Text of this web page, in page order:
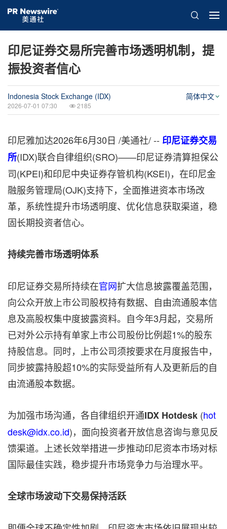
印尼证券交易所完善市场透明机制，提
振投资者信心
Indonesia Stock Exchange (IDX)
2026-07-01 07:30 2185
简体中文
印尼雅加达2026年6月30日 /美通社/ -- 印尼证券交易
所(IDX)联合自律组织(SRO)——印尼证券清算担保公
司(KPEI)和印尼中央证券存管机构(KSEI)，在印尼金
融服务管理局(OJK)支持下，全面推进资本市场改
革，系统性提升市场透明度、优化信息获取渠道，稳
固长期投资者信心。
持续完善市场透明体系
印尼证券交易所持续在官网扩大信息披露覆盖范围，
向公众开放上市公司股权持有数据、自由流通股本信
息及高股权集中度披露资料。自今年3月起，交易所
已对外公示持有单家上市公司股份比例超1%的股东
持股信息。同时，上市公司须按要求在月度报告中，
同步披露持股超10%的实际受益所有人及更新后的自
由流通股本数据。
为加强市场沟通，各自律组织开通IDX Hotdesk (hot
desk@idx.co.id)，面向投资者开放信息咨询与意见反
馈渠道。上述长效举措进一步推动印尼资本市场对标
国际最佳实践，稳步提升市场竞争力与治理水平。
全球市场波动下交易保持活跃